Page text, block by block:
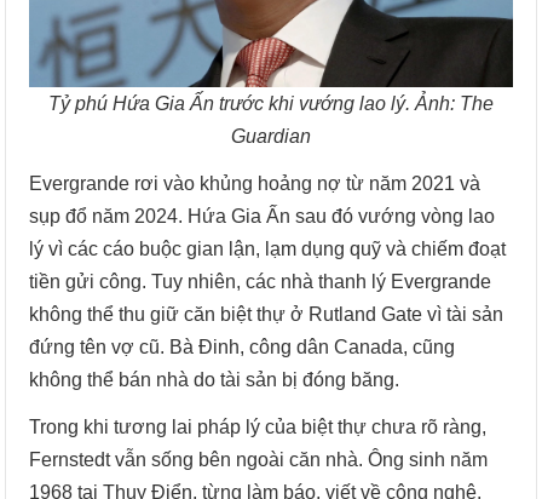
Tỷ phú Hứa Gia Ấn trước khi vướng lao lý. Ảnh: The
Guardian
Evergrande rơi vào khủng hoảng nợ từ năm 2021 và
sụp đổ năm 2024. Hứa Gia Ấn sau đó vướng vòng lao
lý vì các cáo buộc gian lận, lạm dụng quỹ và chiếm đoạt
tiền gửi công. Tuy nhiên, các nhà thanh lý Evergrande
không thể thu giữ căn biệt thự ở Rutland Gate vì tài sản
đứng tên vợ cũ. Bà Đinh, công dân Canada, cũng
không thể bán nhà do tài sản bị đóng băng.
Trong khi tương lai pháp lý của biệt thự chưa rõ ràng,
Fernstedt vẫn sống bên ngoài căn nhà. Ông sinh năm
1968 tại Thụy Điển, từng làm báo, viết về công nghệ,